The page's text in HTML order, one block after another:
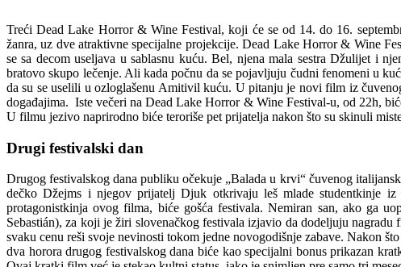
Treći Dead Lake Horror & Wine Festival, koji će se od 14. do 16.
žanra, uz dve atraktivne specijalne projekcije. Dead Lake Horror & Wine
se sa decom useljava u sablasnu kuću. Bel, njena mala sestra Džulijet i
bratovo skupo lečenje. Ali kada počnu da se pojavljuju čudni fenomeni u
da su se uselili u ozloglašenu Amitivil kuću. U pitanju je novi film iz
događajima. Iste večeri na Dead Lake Horror & Wine Festival-u, od 22h,
U filmu jezivo naprirodno biće teroriše pet prijatelja nakon što su skinuli
Drugi festivalski dan
Drugog festivalskog dana publiku očekuje „Balada u krvi“ čuvenog
dečko Džejms i njegov prijatelj Djuk otkrivaju leš mlade studentkinje
protagonistkinja ovog filma, biće gošća festivala. Nemiran san, ako ga
Sebastián), za koji je žiri slovenačkog festivala izjavio da dodeljuju
svaku cenu reši svoje nevinosti tokom jedne novogodišnje zabave. Nakon
dva horora drugog festivalskog dana biće kao specijalni bonus prikazan